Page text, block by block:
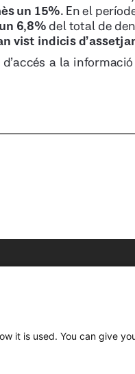
it is used. You can give